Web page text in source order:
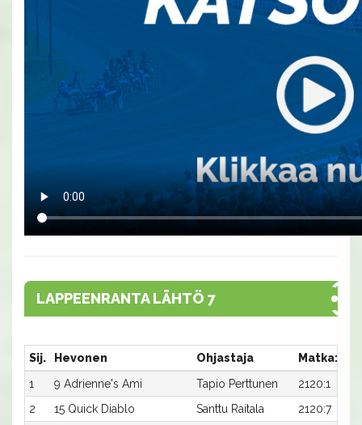
LAPPEENRANTA LÄHTÖ 7
Sij. Hevonen Ohjastaja
1
9 Adrienne's Ami Tapio Perttunen
2120:1
2
15 Quick Diablo Santtu Raitala 2120:7